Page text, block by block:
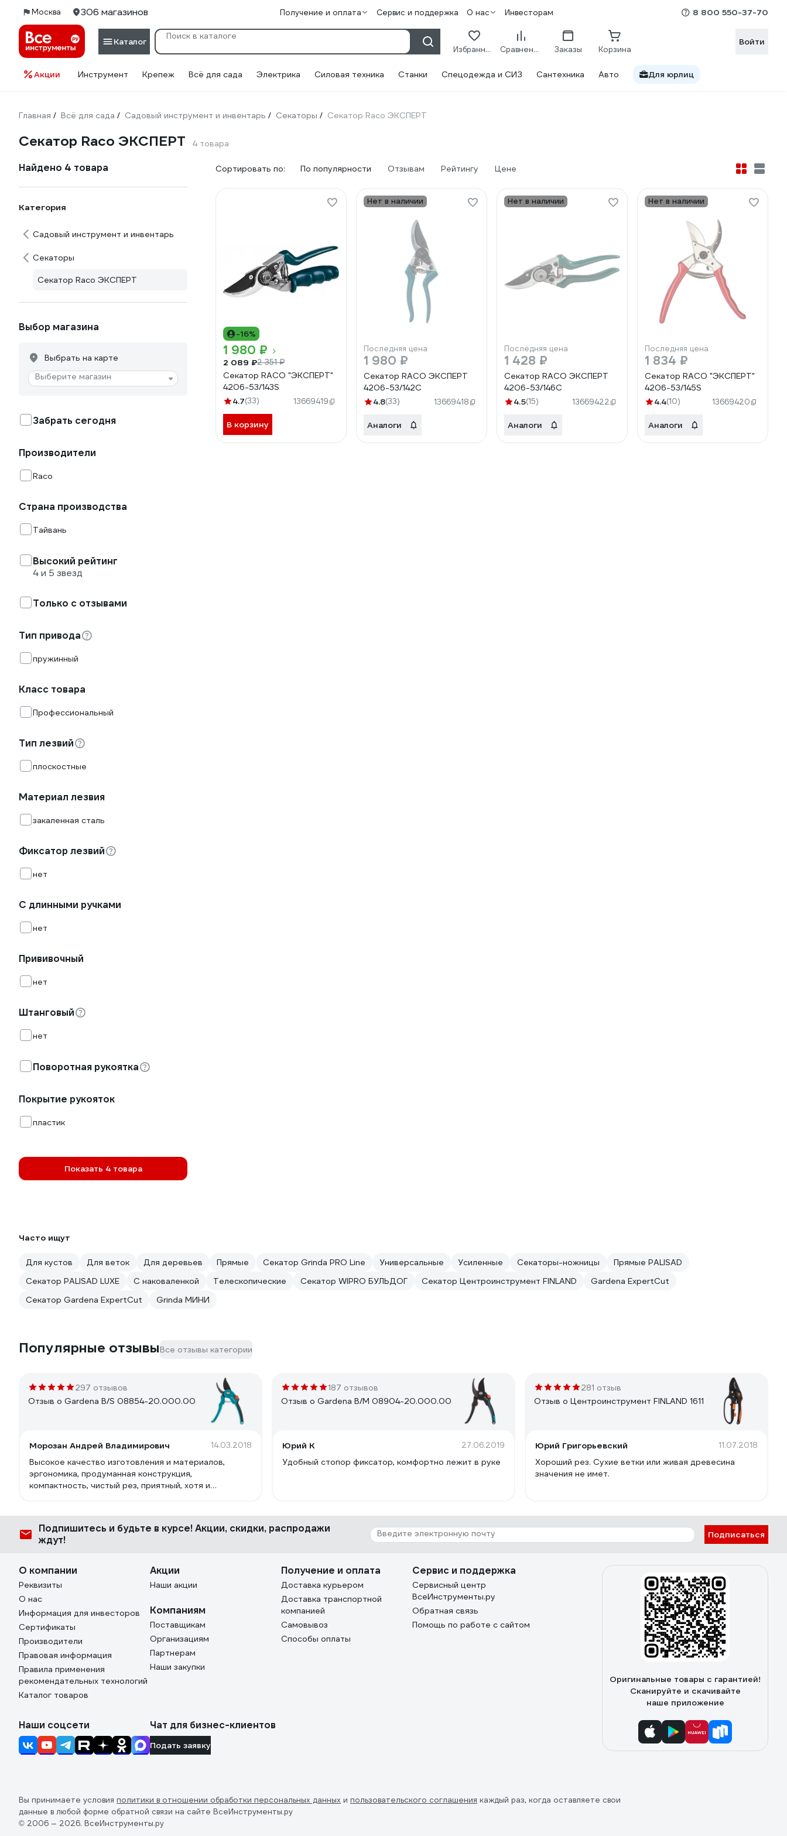
Москва 306 магазинов Получение и оплата Сервис и поддержка О нас Инвесторам 8 800 550-37-70
Каталог
Избранное Сравнение Заказы Корзина
Войти
Акции Инструмент Крепеж Всё для сада Электрика Силовая техника Станки Спецодежда и СИЗ Сантехника Авто Для юрлиц
Главная / Всё для сада / Садовый инструмент и инвентарь / Секаторы / Секатор Raco ЭКСПЕРТ
Секатор Raco ЭКСПЕРТ 4 товара
Найдено 4 товара
Категория
Садовый инструмент и инвентарь
Секаторы
Секатор Raco ЭКСПЕРТ
Выбор магазина
Выбрать на карте
Выберите магазин
Забрать сегодня
Производители
Raco
Страна производства
Тайвань
Высокий рейтинг
4 и 5 звезд
Только с отзывами
Тип привода
пружинный
Класс товара
Профессиональный
Тип лезвий
плоскостные
Материал лезвия
закаленная сталь
Фиксатор лезвий
нет
С длинными ручками
нет
Прививочный
нет
Штанговый
нет
Поворотная рукоятка
Покрытие рукояток
пластик
Показать 4 товара
Сортировать по: По популярности Отзывам Рейтингу Цене
-16%
1 980 ₽
2 089 ₽2 351 ₽
Секатор RACO "ЭКСПЕРТ"
4206-53/143S
4.7(33) 13669419
В корзину
Нет в наличии
Последняя цена
1 980 ₽
Секатор RACO ЭКСПЕРТ
4206-53/142C
4.8(33) 13669418
Аналоги
Нет в наличии
Последняя цена
1 428 ₽
Секатор RACO ЭКСПЕРТ
4206-53/146C
4.5(15) 13669422
Аналоги
Нет в наличии
Последняя цена
1 834 ₽
Секатор RACO "ЭКСПЕРТ"
4206-53/145S
4.4(10) 13669420
Аналоги
Часто ищут
Для кустов Для веток Для деревьев Прямые Секатор Grinda PRO Line Универсальные Усиленные Секаторы-ножницы
Прямые PALISAD
Секатор PALISAD LUXE
С наковаленкой Телескопические Секатор WIPRO БУЛЬДОГ Секатор Центроинструмент FINLAND
Gardena ExpertCut
Секатор Gardena ExpertCut
Grinda МИНИ
Популярные отзывыВсе отзывы категории
297 отзывов
Отзыв о Gardena B/S 08854-20.000.00
Морозан Андрей Владимирович 14.03.2018
Высокое качество изготовления и материалов,
эргономика, продуманная конструкция,
компактность, чистый рез, приятный, хотя и
187 отзывов
Отзыв о Gardena B/M 08904-20.000.00
Юрий К 27.06.2019
Удобный стопор фиксатор, комфортно лежит в руке
281 отзыв
Отзыв о Центроинструмент FINLAND 1611
Юрий Григорьевский 11.07.2018
Хороший рез. Сухие ветки или живая древесина
значения не имет.
Подпишитесь и будьте в курсе! Акции, скидки, распродажи
ждут!
Подписаться
О компании
Реквизиты
О нас
Информация для инвесторов
Сертификаты
Производители
Правовая информация
Правила применения
рекомендательных технологий
Каталог товаров
Акции
Наши акции
Компаниям
Поставщикам
Организациям
Партнерам
Наши закупки
Получение и оплата
Доставка курьером
Доставка транспортной
компанией
Самовывоз
Способы оплаты
Сервис и поддержка
Сервисный центр
ВсеИнструменты.ру
Обратная связь
Помощь по работе с сайтом
Оригинальные товары с гарантией!
Сканируйте и скачивайте
наше приложение
Наши соцсети Чат для бизнес-клиентов
Подать заявку
Вы принимаете условия политики в отношении обработки персональных данных и пользовательского соглашения каждый раз, когда оставляете свои
данные в любой форме обратной связи на сайте ВсеИнструменты.ру
© 2006 — 2026. ВсеИнструменты.ру